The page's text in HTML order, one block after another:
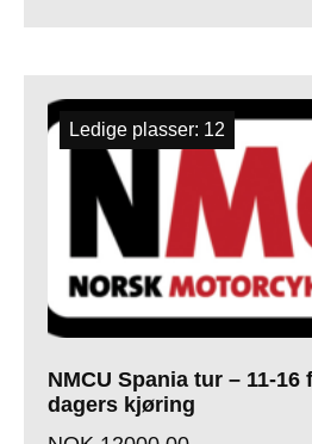
NMCU Spania tur – 11-16
dagers kjøring
Ledige plasser: 12